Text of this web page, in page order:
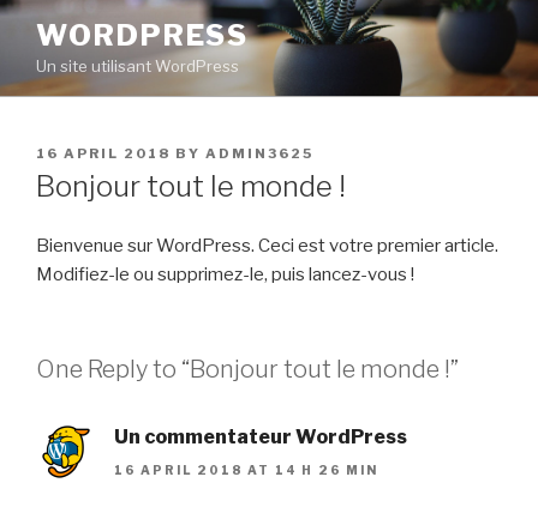
Skip
content
WORDPRESS
Un site utilisant WordPress
POSTED
ON
16 APRIL 2018 BY ADMIN3625
Bonjour tout le monde !
Bienvenue sur WordPress. Ceci est votre premier article.
Modifiez-le ou supprimez-le, puis lancez-vous !
One Reply to “Bonjour tout le monde !”
Un commentateur WordPress
16 APRIL 2018 AT 14 H 26 MIN